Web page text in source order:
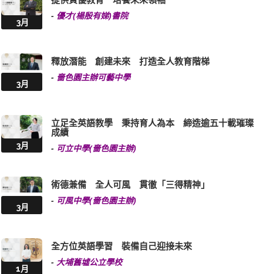
3月
- 優才(楊殷有娣)書院
3月
釋放潛能 創建未來 打造全人教育階梯
- 嗇色園主辦可藝中學
3月
立足全英語教學 秉持育人為本 締造逾五十載璀璨
成績
- 可立中學(嗇色園主辦)
3月
術德兼備 全人可風 貫徹「三得精神」
- 可風中學(嗇色園主辦)
1月
全方位英語學習 裝備自己迎接未來
- 大埔舊墟公立學校